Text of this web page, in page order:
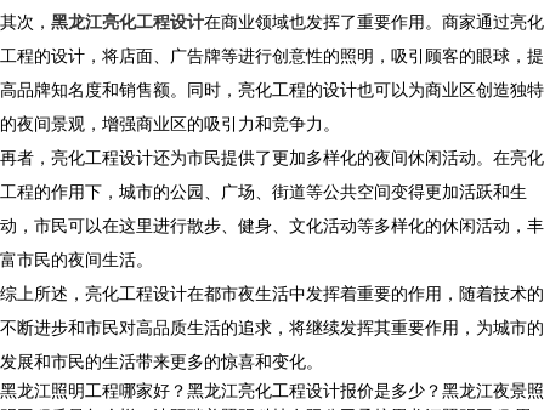
其次， 黑龙江亮化工程设计在商业领域也发挥了重要作用。商家通过亮化
工程的设计，将店面、广告牌等进行创意性的照明，吸引顾客的眼球，提
高品牌知名度和销售额。同时，亮化工程的设计也可以为商业区创造独特
的夜间景观，增强商业区的吸引力和竞争力。
再者，亮化工程设计还为市民提供了更加多样化的夜间休闲活动。在亮化
工程的作用下，城市的公园、广场、街道等公共空间变得更加活跃和生
动，市民可以在这里进行散步、健身、文化活动等多样化的休闲活动，丰
富市民的夜间生活。
综上所述，亮化工程设计在都市夜生活中发挥着重要的作用，随着技术的
不断进步和市民对高品质生活的追求，将继续发挥其重要作用，为城市的
发展和市民的生活带来更多的惊喜和变化。
黑龙江照明工程哪家好？黑龙江亮化工程设计报价是多少？黑龙江夜景照